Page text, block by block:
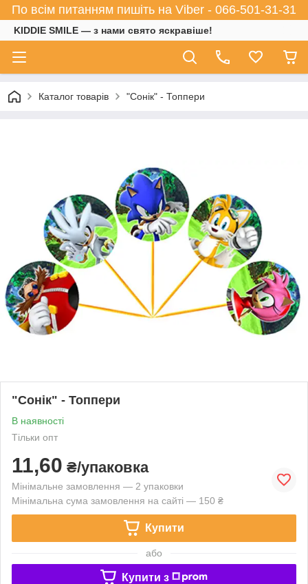
По всім питанням пишіть на Viber - 066-501-31-31
KIDDIE SMILE — з нами свято яскравіше!
Каталог товарів "Сонік" - Топпери
"Сонік" - Топпери
В наявності
Тільки опт
11,60 ₴/упаковка
Мінімальне замовлення — 2 упаковки
Мінімальна сума замовлення на сайті — 150 ₴
Купити
або
Купити з